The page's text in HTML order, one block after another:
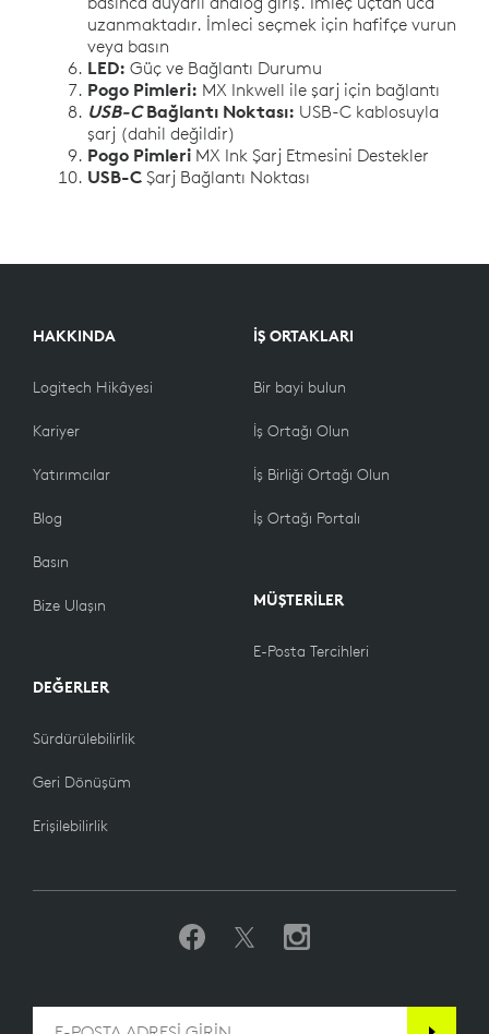
uzanmaktadır. İmleci seçmek için hafifçe vurun
veya basın
LED: Güç ve Bağlantı Durumu
Pogo Pimleri: MX Inkwell ile şarj için bağlantı
USB-CBağlantı Noktası: USB-C kablosuyla
şarj (dahil değildir)
Pogo Pimleri MX Ink Şarj Etmesini Destekler
USB-C Şarj Bağlantı Noktası
HAKKINDA
Logitech Hikâyesi
Kariyer
Yatırımcılar
Blog
Basın
Bize Ulaşın
DEĞERLER
Sürdürülebilirlik
Geri Dönüşüm
Erişilebilirlik
İŞ ORTAKLARI
Bir bayi bulun
İş Ortağı Olun
İş Birliği Ortağı Olun
İş Ortağı Portalı
MÜŞTERİLER
E-Posta Tercihleri